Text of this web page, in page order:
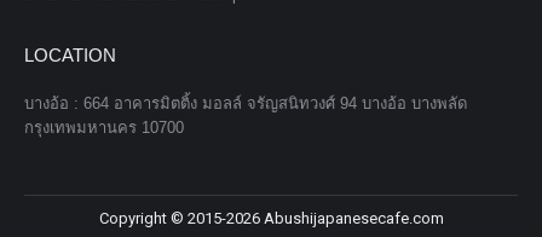
windowwindowwindow
LOCATION
บางอ้อ : 664 อาคารมิตติ้ง มอลล์ จรัญสนิทวงศ์ 94 บางอ้อ บางพลัด
กรุงเทพมหานคร 10700
Copyright © 2015-2026Abushijapanesecafe.com